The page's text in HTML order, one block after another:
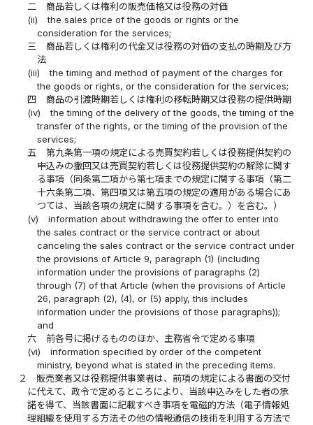
二
商品若しくは権利の販売価格又は役務の対価
(ii)
the sales price of the goods or rights or the
consideration for the services;
三
商品若しくは権利の代金又は役務の対価の支払の時期及び方
法
(iii)
the timing and method of payment of the charges for
the goods or rights, or the consideration for the services;
四
商品の引渡時期若しくは権利の移転時期又は役務の提供時期
(iv)
the timing of the delivery of the goods, the timing of the
transfer of the rights, or the timing of the provision of the
services;
五
第九条第一項の規定による売買契約若しくは役務提供契約の
申込みの撤回又は売買契約若しくは役務提供契約の解除に関す
る事項（同条第二項から第七項までの規定に関する事項（第二
十六条第二項、第四項又は第五項の規定の適用がある場合にあ
つては、当該各項の規定に関する事項を含む。）を含む。）
(v)
information about withdrawing the offer to enter into
the sales contract or the service contract or about
canceling the sales contract or the service contract under
the provisions of Article 9, paragraph (1) (including
information under the provisions of paragraphs (2)
through (7) of that Article (when the provisions of Article
26, paragraph (2), (4), or (5) apply, this includes
information under the provisions of those paragraphs));
and
六
前各号に掲げるもののほか、主務省令で定める事項
(vi)
information specified by order of the competent
ministry, beyond what is stated in the preceding items.
２
販売業者又は役務提供事業者は、前項の規定による書面の交付
に代えて、政令で定めるところにより、当該申込みをした者の承
諾を得て、当該書面に記載すべき事項を電磁的方法（電子情報処
理組織を使用する方法その他の情報通信の技術を利用する方法で